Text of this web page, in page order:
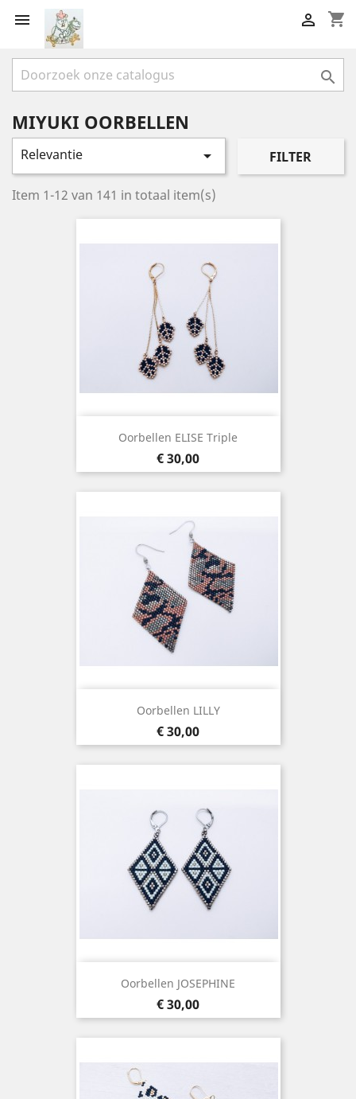
 shopping_cart


MIYUKI OORBELLEN
Relevantie  FILTER
Item 1-12 van 141 in totaal item(s)
Oorbellen ELISE Triple
Prijs
€ 30,00
Oorbellen LILLY
Prijs
€ 30,00
Oorbellen JOSEPHINE
Prijs
€ 30,00